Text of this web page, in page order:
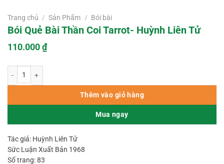
Trang chủ / Sản Phẩm / Bói bài
Bói Quẻ Bài Thần Coi Tarrot- Huỳnh Liên Tử
110.000₫
Thêm vào giỏ hàng
Mua ngay
Tác giả: Huỳnh Liên Tử
Sức Luận Xuất Bản 1968
Số trang: 83